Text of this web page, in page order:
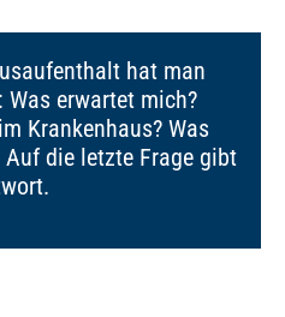
hat man
erwartet mich?
Krankenhaus? Was
die letzte Frage gibt